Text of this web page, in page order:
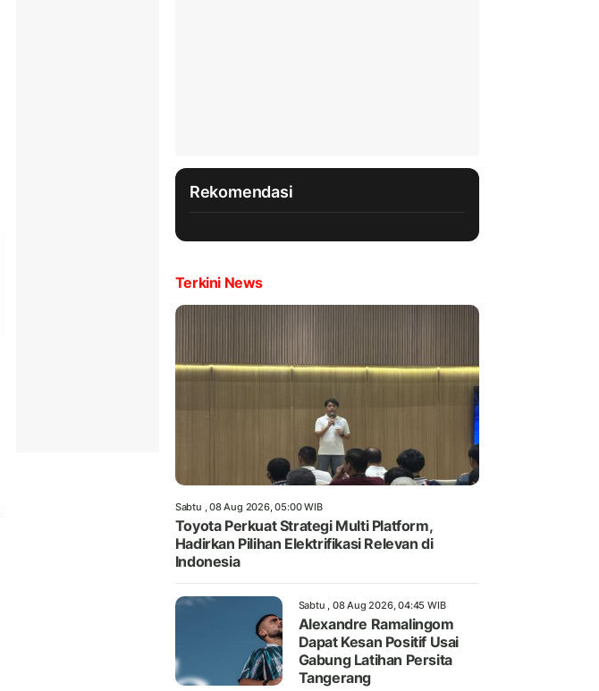
Rekomendasi
Terkini News
Sabtu , 08 Aug 2026, 05:00 WIB
Toyota Perkuat Strategi Multi Platform,
Hadirkan Pilihan Elektrifikasi Relevan di
Indonesia
Sabtu , 08 Aug 2026, 04:45 WIB
Alexandre Ramalingom
Dapat Kesan Positif Usai
Gabung Latihan Persita
Tangerang